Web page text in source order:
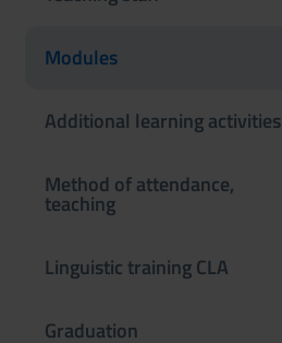
Modules
Additional learning activities
Method of attendance,
teaching
Linguistic training CLA
Graduation